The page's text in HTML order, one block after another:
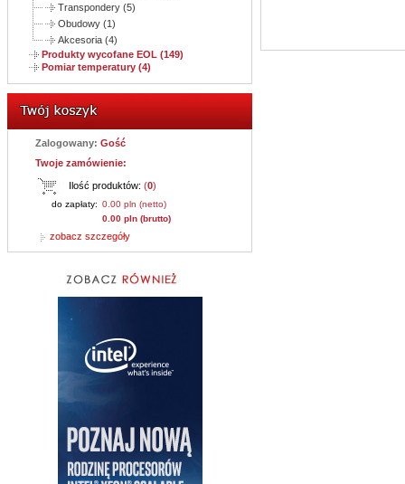
Transpondery (5)
Obudowy (1)
Akcesoria (4)
Produkty wycofane EOL (149)
Pomiar temperatury (4)
Zalogowany: Gość
Twoje zamówienie:
Ilość produktów: (0)
do zapłaty: 0.00 pln (netto)
0.00 pln (brutto)
zobacz szczegóły